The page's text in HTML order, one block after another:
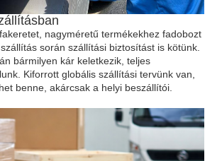
nagyméretű termékekhez fadobozt
során szállítási biztosítást is kötünk.
bármilyen kár keletkezik, teljes
Kiforrott globális szállítási tervünk van,
benne, akárcsak a helyi beszállítói.